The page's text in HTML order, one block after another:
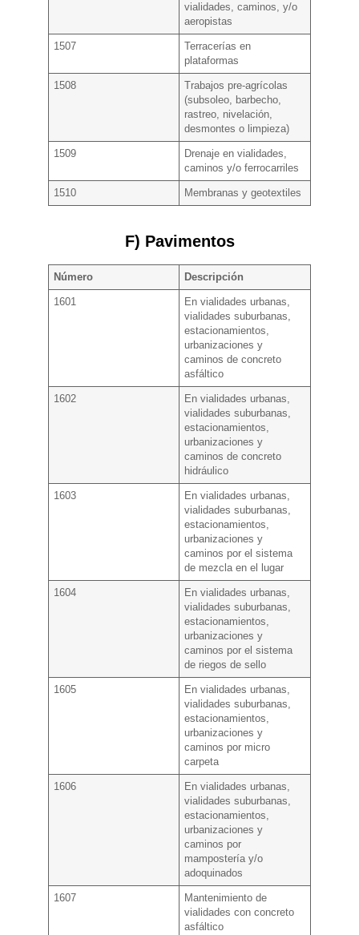
vialidades, caminos, y/o
aeropistas
1507
Terracerías en
plataformas
1508
Trabajos pre-agrícolas
(subsoleo, barbecho,
rastreo, nivelación,
desmontes o limpieza)
1509
Drenaje en vialidades,
caminos y/o ferrocarriles
1510 Membranas y geotextiles
F) Pavimentos
Número Descripción
1601
En vialidades urbanas,
vialidades suburbanas,
estacionamientos,
urbanizaciones y
caminos de concreto
asfáltico
1602
En vialidades urbanas,
vialidades suburbanas,
estacionamientos,
urbanizaciones y
caminos de concreto
hidráulico
1603
En vialidades urbanas,
vialidades suburbanas,
estacionamientos,
urbanizaciones y
caminos por el sistema
de mezcla en el lugar
1604
En vialidades urbanas,
vialidades suburbanas,
estacionamientos,
urbanizaciones y
caminos por el sistema
de riegos de sello
1605
En vialidades urbanas,
vialidades suburbanas,
estacionamientos,
urbanizaciones y
caminos por micro
carpeta
1606
En vialidades urbanas,
vialidades suburbanas,
estacionamientos,
urbanizaciones y
caminos por
mampostería y/o
adoquinados
1607
Mantenimiento de
vialidades con concreto
asfáltico